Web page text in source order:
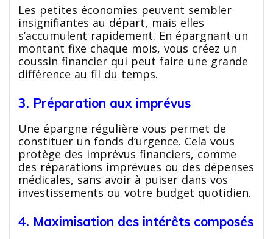
Les petites économies peuvent sembler
insignifiantes au départ, mais elles
s’accumulent rapidement. En épargnant un
montant fixe chaque mois, vous créez un
coussin financier qui peut faire une grande
différence au fil du temps.
3. Préparation aux imprévus
Une épargne régulière vous permet de
constituer un fonds d’urgence. Cela vous
protège des imprévus financiers, comme
des réparations imprévues ou des dépenses
médicales, sans avoir à puiser dans vos
investissements ou votre budget quotidien.
4. Maximisation des intérêts composés